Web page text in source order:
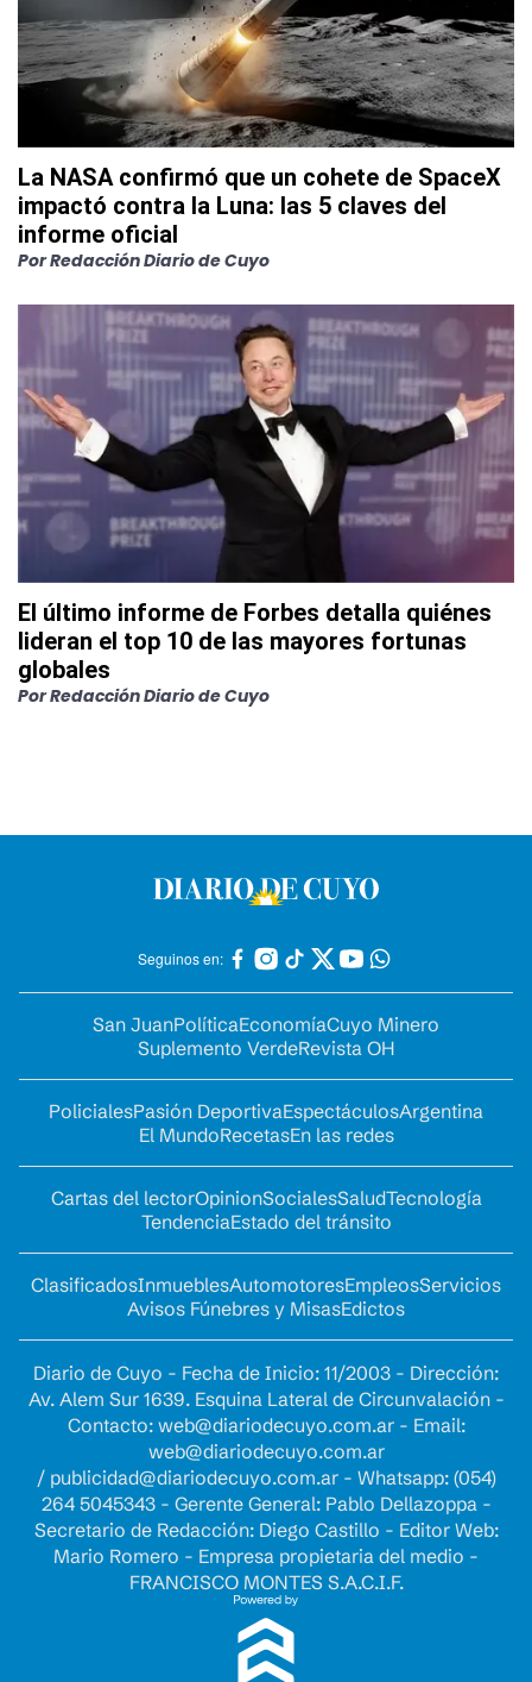
La NASA confirmó que un cohete de SpaceX
impactó contra la Luna: las 5 claves del
informe oficial
PorRedacción Diario de Cuyo
El último informe de Forbes detalla quiénes
lideran el top 10 de las mayores fortunas
globales
PorRedacción Diario de Cuyo
Seguinos en:
San JuanPolíticaEconomíaCuyo Minero
Suplemento VerdeRevista OH
PolicialesPasión DeportivaEspectáculosArgentina
El MundoRecetasEn las redes
Cartas del lectorOpinionSocialesSaludTecnología
TendenciaEstado del tránsito
ClasificadosInmueblesAutomotoresEmpleosServicios
Avisos Fúnebres y MisasEdictos
Diario de Cuyo - Fecha de Inicio: 11/2003 - Dirección:
Av. Alem Sur 1639. Esquina Lateral de Circunvalación -
Contacto: web@diariodecuyo.com.ar- Email:
web@diariodecuyo.com.ar
/ publicidad@diariodecuyo.com.ar- Whatsapp: (054)
264 5045343 - Gerente General: Pablo Dellazoppa -
Secretario de Redacción: Diego Castillo - Editor Web:
Mario Romero - Empresa propietaria del medio -
FRANCISCO MONTES S.A.C.I.F.